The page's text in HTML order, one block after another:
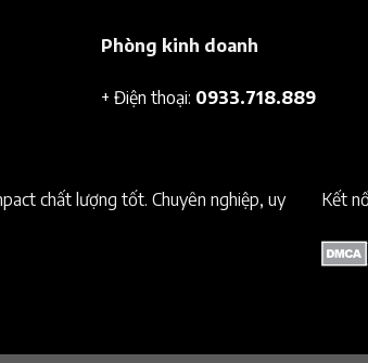
Phòng kinh doanh
+ Điện thoại: 0933.718.889
chất lượng tốt. Chuyên nghiệp, uy
Kết